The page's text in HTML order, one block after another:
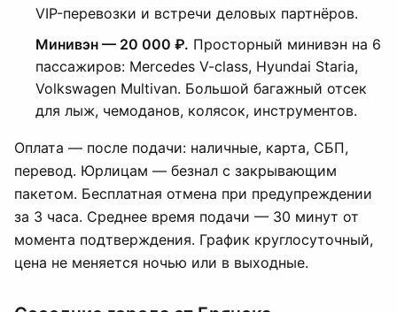
VIP-перевозки и встречи деловых партнёров.
Минивэн — 20 000 ₽. Просторный минивэн на 6
пассажиров: Mercedes V-class, Hyundai Staria,
Volkswagen Multivan. Большой багажный отсек
для лыж, чемоданов, колясок, инструментов.
Оплата — после подачи: наличные, карта, СБП,
перевод. Юрлицам — безнал с закрывающим
пакетом. Бесплатная отмена при предупреждении
за 3 часа. Среднее время подачи — 30 минут от
момента подтверждения. График круглосуточный,
цена не меняется ночью или в выходные.